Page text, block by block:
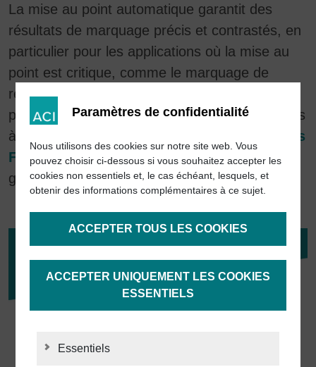
La mise au point automatique garantit des
résultats de marquage précis et contrastés, en
particulier pour les applications où la mise au
point est critique, comme le marquage de
revenu ou le
plugin Auto Focus est disponible pour les lasers
à fibre de la série
Business
Fiberen design standard et complète ainsi la
gamme de prestations de Magic Mark.
Paramètres de confidentialité
Nous utilisons des cookies sur notre site web. Vous
pouvez choisir ci-dessous si vous souhaitez accepter les
cookies non essentiels et, le cas échéant, lesquels, et
obtenir des informations complémentaires à ce sujet.
ACCEPTER TOUS LES COOKIES
ACCEPTER UNIQUEMENT LES COOKIES
ESSENTIELS
Essentiels